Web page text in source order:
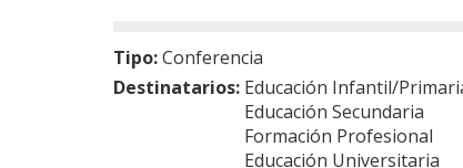
Tipo:Conferencia
Destinatarios: Educación Infantil/
Educación Secundaria
Formación Profesional
Educación Universitaria